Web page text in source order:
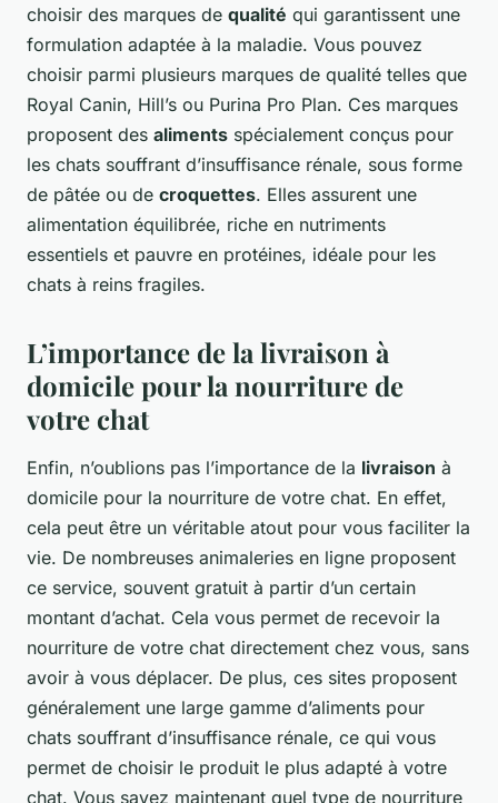
choisir des marques de qualité qui garantissent une
formulation adaptée à la maladie. Vous pouvez
choisir parmi plusieurs marques de qualité telles que
Royal Canin, Hill’s ou Purina Pro Plan. Ces marques
proposent des aliments spécialement conçus pour
les chats souffrant d’insuffisance rénale, sous forme
de pâtée ou de croquettes. Elles assurent une
alimentation équilibrée, riche en nutriments
essentiels et pauvre en protéines, idéale pour les
chats à reins fragiles.
L’importance de la livraison à
domicile pour la nourriture de
votre chat
Enfin, n’oublions pas l’importance de la livraison à
domicile pour la nourriture de votre chat. En effet,
cela peut être un véritable atout pour vous faciliter la
vie. De nombreuses animaleries en ligne proposent
ce service, souvent gratuit à partir d’un certain
montant d’achat. Cela vous permet de recevoir la
nourriture de votre chat directement chez vous, sans
avoir à vous déplacer. De plus, ces sites proposent
généralement une large gamme d’aliments pour
chats souffrant d’insuffisance rénale, ce qui vous
permet de choisir le produit le plus adapté à votre
chat. Vous savez maintenant quel type de nourriture